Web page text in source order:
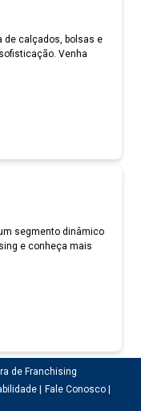
de calçados, bolsas e
Venha
segmento dinâmico
e conheça mais
de Franchising
|
Fale Conosco |